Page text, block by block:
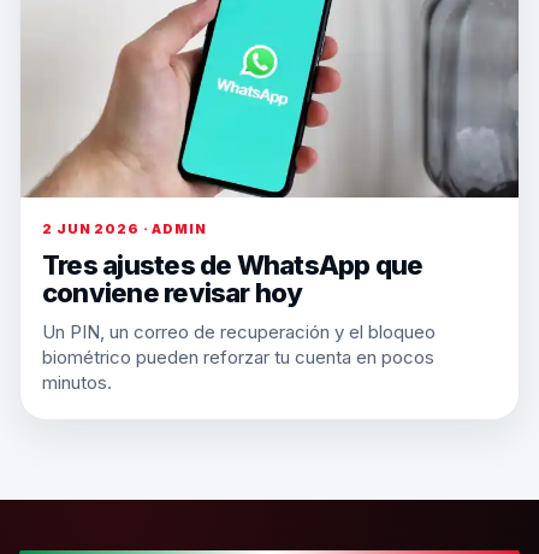
2 JUN 2026 · ADMIN
Tres ajustes de WhatsApp que
conviene revisar hoy
Un PIN, un correo de recuperación y el bloqueo
biométrico pueden reforzar tu cuenta en pocos
minutos.